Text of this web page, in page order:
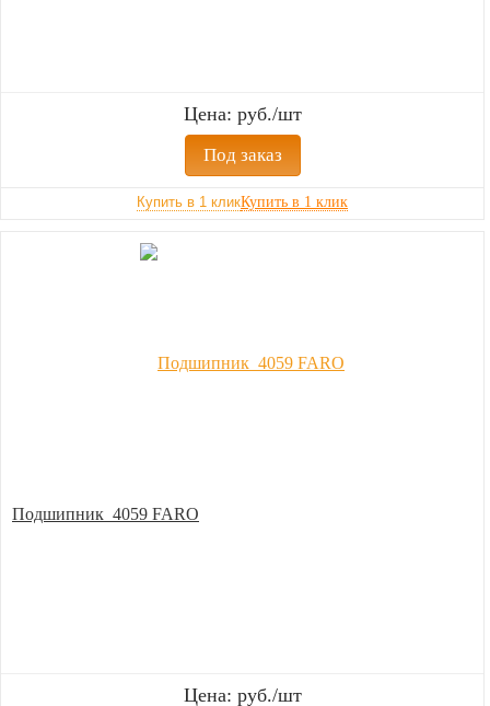
Цена: руб./шт
Под заказ
Купить в 1 клик
Подшипник 4059 FARO
Цена: руб./шт